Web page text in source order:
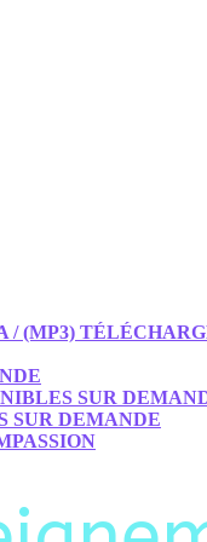
/ (MP3)
SUR
SUR DEMANDE